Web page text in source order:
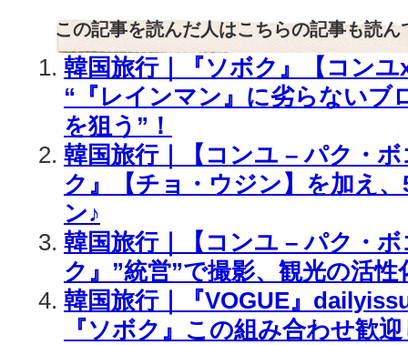
この記事を読んだ人はこちらの記事も読ん
韓国旅行｜『ソボク』【コン
“『レインマン』に劣らないブ
を狙う”！
韓国旅行｜【コンユ – パク・
ク』【チョ・ウジン】を加え
ン♪
韓国旅行｜【コンユ – パク・
ク』”統営”で撮影、観光の活性
韓国旅行｜『VOGUE』
『ソボク』この組み合わせ歓